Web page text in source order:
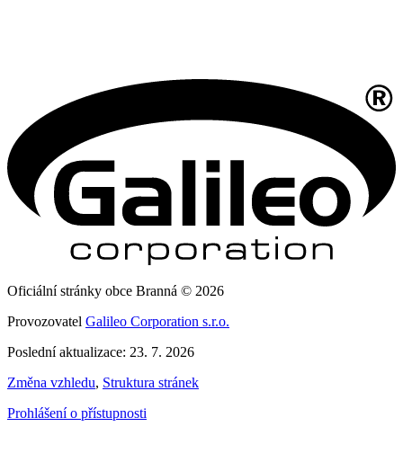
Oficiální stránky obce Branná © 2026
Provozovatel Galileo Corporation s.r.o.
Poslední aktualizace: 23. 7. 2026
Změna vzhledu, Struktura stránek
Prohlášení o přístupnosti